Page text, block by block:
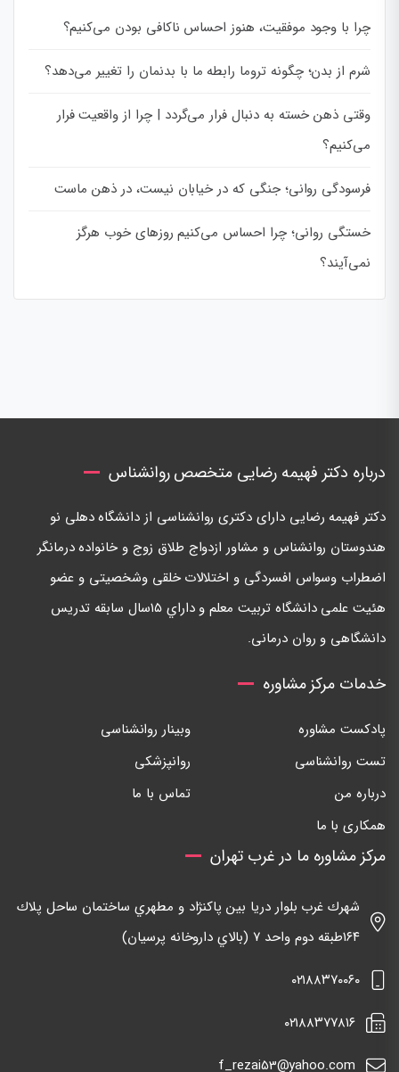
چرا با وجود موفقیت، هنوز احساس ناکافی بودن می‌کنیم؟
شرم از بدن؛ چگونه تروما رابطه ما با بدنمان را تغییر می‌دهد؟
وقتی ذهن خسته به دنبال فرار می‌گردد | چرا از واقعیت فرار
می‌کنیم؟
فرسودگی روانی؛ جنگی که در خیابان نیست، در ذهن ماست
خستگی روانی؛ چرا احساس می‌کنیم روزهای خوب هرگز
نمی‌آیند؟
درباره دکتر فهیمه رضایی متخصص روانشناس
دكتر فهيمه رضايی دارای دكتری روانشناسی از دانشگاه دهلی نو
هندوستان روانشناس و مشاور ازدواج طلاق زوج و خانواده درمانگر
اضطراب وسواس افسردگی و اختلالات خلقی وشخصيتی و عضو
هئيت علمی دانشگاه تربيت معلم و داراي ١٥سال سابقه تدريس
دانشگاهی و روان درمانی.
خدمات مرکز مشاوره
پادکست مشاوره
وبینار روانشناسی
تست روانشناسی
روانپزشکی
درباره من
تماس با ما
همکاری با ما
مرکز مشاوره ما در غرب تهران
شهرك غرب بلوار دريا بين پاكنژاد و مطهري ساختمان ساحل پلاك
١٦٤طبقه دوم واحد ٧ (بالاي داروخانه پرسيان)
٠٢١٨٨٣٧٠٠٦٠
٠٢١٨٨٣٧٧٨١٦
f_rezai53@yahoo.com